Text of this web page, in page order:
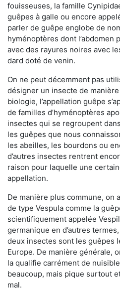
fouisseuses, la famille
guêpes à galle ou encore
parler de guêpe englobe de
hyménoptères dont l’abdomen
avec des rayures noires avec
dard doté de venin.
On ne peut décemment pas
désigner un insecte de manière
biologie, l’appellation guêpe
de familles d’hyménoptères
insectes qui se regroupent
les guêpes que nous
les abeilles, les bourdons ou
d’autres insectes rentrent
raison pour laquelle une
appellation.
De manière plus commune, on
de type Vespula comme la
scientifiquement appelée
germanique en d’autres
deux insectes sont les guêpes
Europe. De manière générale,
la qualifie carrément de
beaucoup, mais pique surtout
mal.